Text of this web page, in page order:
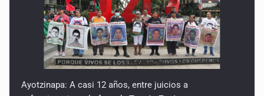
Ayotzinapa: A casi 12 años, entre juicios a